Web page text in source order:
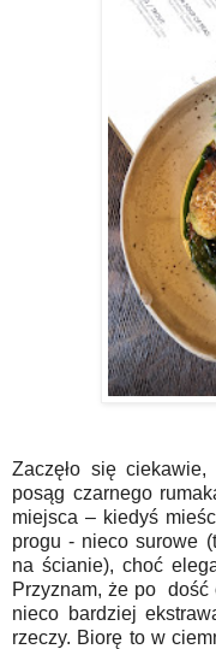
Zaczęło się
posąg czarnego
miejsca – kiedyś
progu - nieco surowe
na ścianie), choć
Przyznam, że po dość
nieco bardziej
rzeczy. Biorę to w